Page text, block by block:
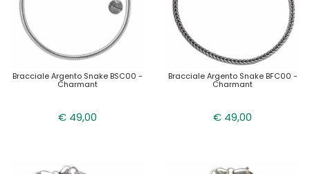
Bracciale Argento Snake BSC00 -
Charmant
€ 49,00
Bracciale Argento Snake BFC00 -
Charmant
€ 49,00